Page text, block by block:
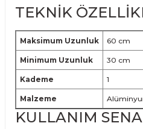
TEKNİK
Maksimum Uzunluk 60 cm
Minimum Uzunluk 30 cm
Kademe 1
Malzeme
KULLANIM